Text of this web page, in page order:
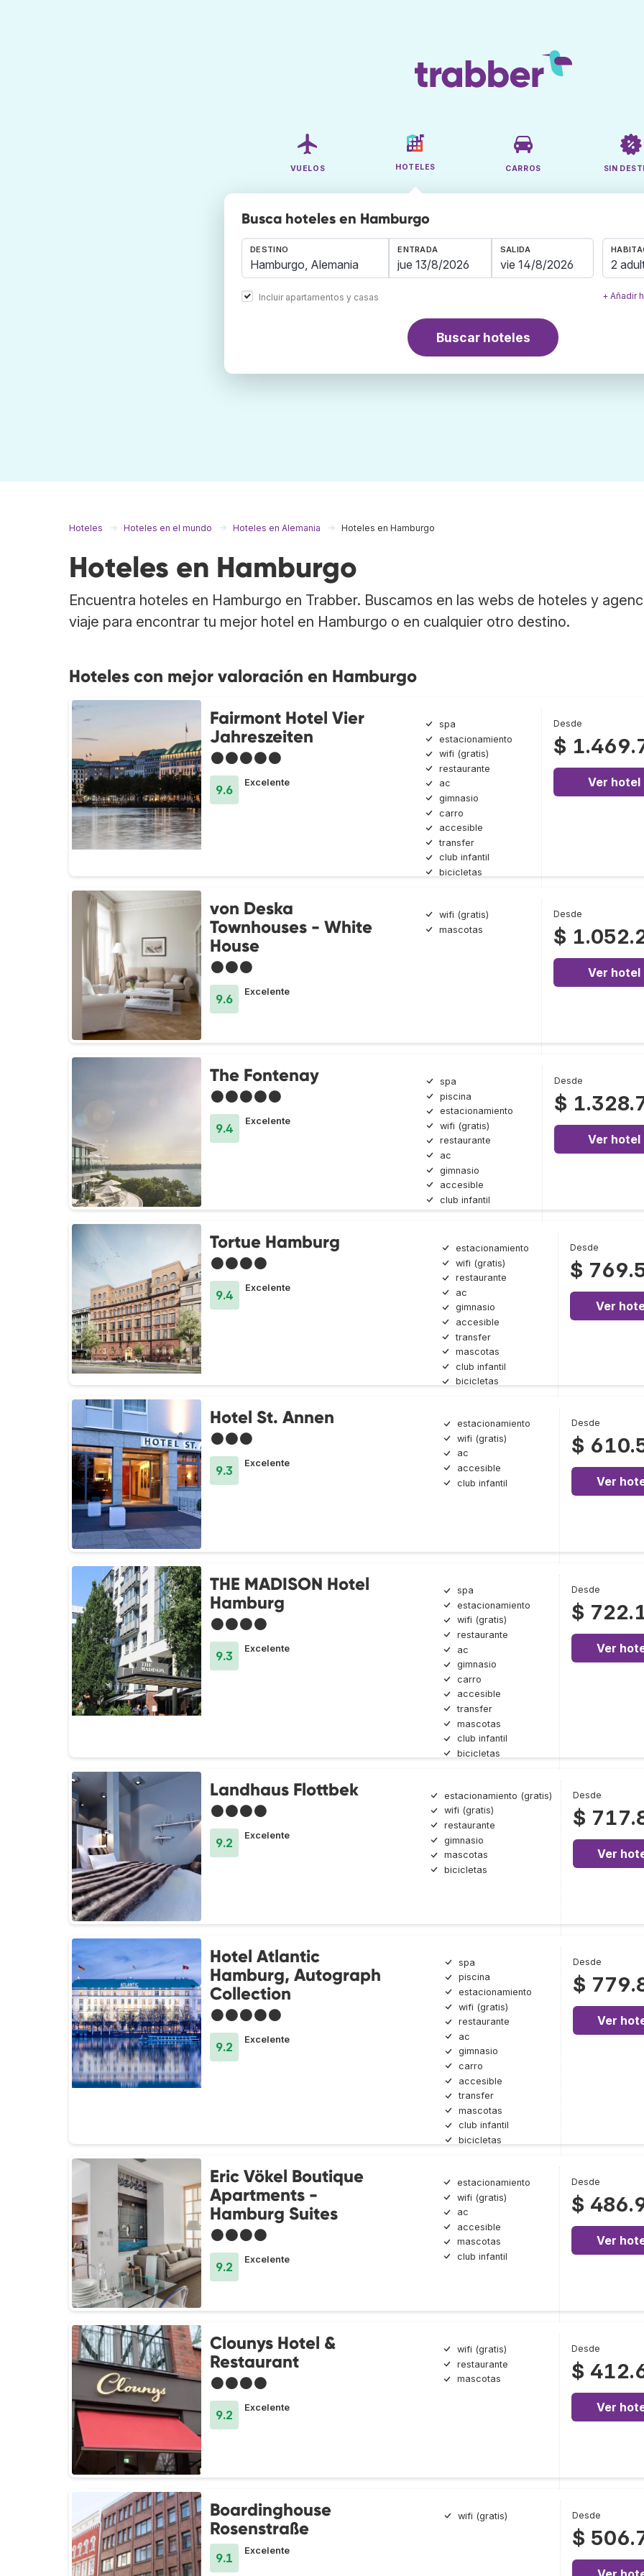
VUELOS HOTELES CARROS SIN
Busca hoteles en Hamburgo
DESTINO
Incluir apartamentos y casas
ENTRADA SALIDA
2
+ Añadir
Buscar hoteles
Hoteles Hoteles en el mundo Hoteles en Alemania Hoteles en Hamburgo
Hoteles en Hamburgo
Encuentra hoteles en Hamburgo en Trabber. Buscamos en las webs de hoteles y
viaje para encontrar tu mejor hotel en Hamburgo o en cualquier otro destino.
Hoteles con mejor valoración en Hamburgo
Fairmont Hotel Vier
Jahreszeiten
●●●●●
9.6
Excelente
spa
estacionamiento
wifi (gratis)
restaurante
ac
gimnasio
carro
accesible
transfer
club infantil
bicicletas
Desde
$
Ver hotel
von Deska
Townhouses - White
House
●●●
9.6
Excelente
wifi (gratis)
mascotas
Desde
$
Ver hotel
The Fontenay
●●●●●
9.4
Excelente
spa
piscina
estacionamiento
wifi (gratis)
restaurante
ac
gimnasio
accesible
club infantil
Desde
$
Ver hotel
Tortue Hamburg
●●●●
9.4
Excelente
estacionamiento
wifi (gratis)
restaurante
ac
gimnasio
accesible
transfer
mascotas
club infantil
bicicletas
Desde
$
Ver
Hotel St. Annen
●●●
9.3
Excelente
estacionamiento
wifi (gratis)
ac
accesible
club infantil
Desde
$
Ver
THE MADISON Hotel
Hamburg
●●●●
9.3
Excelente
spa
estacionamiento
wifi (gratis)
restaurante
ac
gimnasio
carro
accesible
transfer
mascotas
club infantil
bicicletas
Desde
$
Ver
Landhaus Flottbek
●●●●
9.2
Excelente
estacionamiento (gratis)
wifi (gratis)
restaurante
gimnasio
mascotas
bicicletas
Desde
$
Ver
Hotel Atlantic
Hamburg, Autograph
Collection
●●●●●
9.2
Excelente
spa
piscina
estacionamiento
wifi (gratis)
restaurante
ac
gimnasio
carro
accesible
transfer
mascotas
club infantil
bicicletas
Desde
$
Ver
Eric Vökel Boutique
Apartments -
Hamburg Suites
●●●●
9.2
Excelente
estacionamiento
wifi (gratis)
ac
accesible
mascotas
club infantil
Desde
$
Ver
Clounys Hotel &
Restaurant
●●●●
9.2
Excelente
wifi (gratis)
restaurante
mascotas
Desde
$
Ver
Boardinghouse
Rosenstraße
9.1
Excelente
wifi (gratis) Desde
$